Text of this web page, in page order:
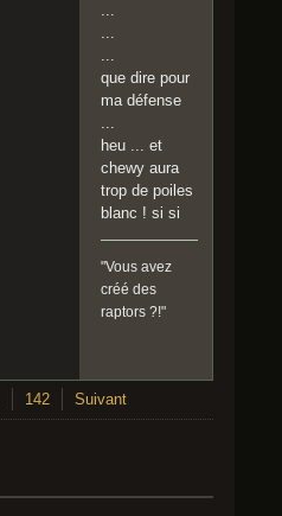
...
...
...
que dire pour
ma défense
...
heu ... et
chewy aura
trop de poiles
blanc ! si si
"Vous avez
créé des
raptors ?!"
142 Suivant